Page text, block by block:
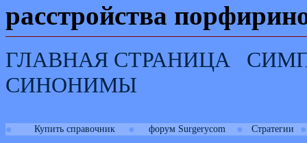
расстройства
ГЛАВНАЯ СТРАНИЦА
СИНОНИМЫ
● Купить справочник ● форум Surgerycom ● Стратегии ●